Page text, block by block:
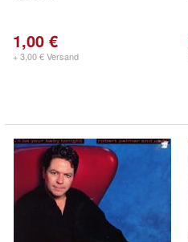
1,00 €
+ 3,00 € Versand